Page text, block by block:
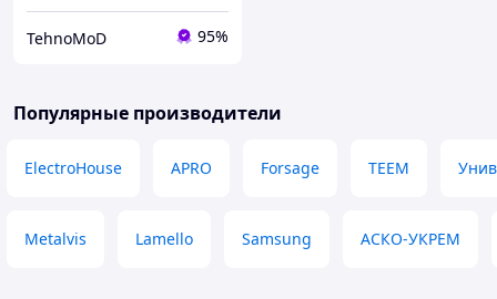
TehnoMoD 95%
Популярные производители
ElectroHouse APRO Forsage TEEM
Metalvis Lamello Samsung АСКО-УКРЕМ